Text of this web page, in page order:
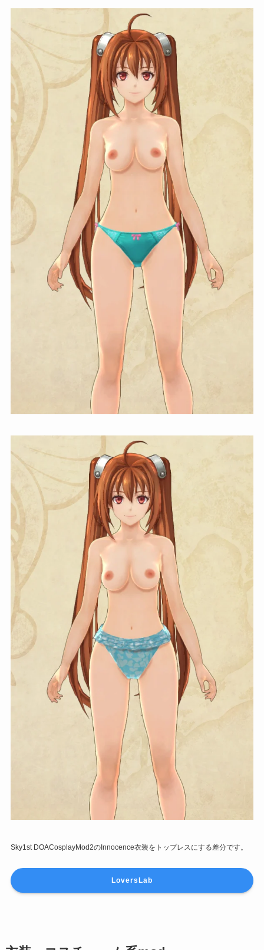
Sky1st DOACosplayMod2のInnocence衣装をトップレスにする差分です。
LoversLab